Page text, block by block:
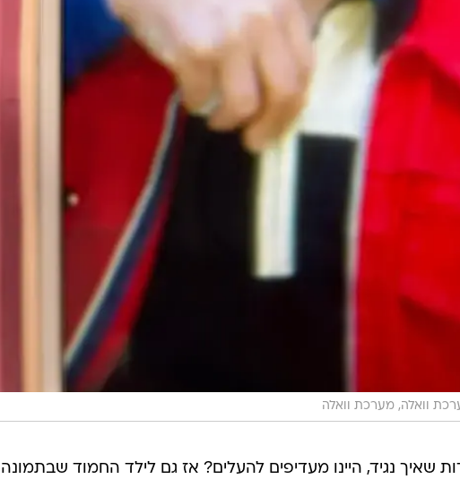
וואלה, מערכת וואלה
שאיך נגיד, היינו מעדיפים להעלים? אז גם לילד החמוד